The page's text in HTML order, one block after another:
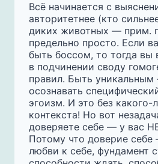
Всё начинается с
авторитетнее (кто
диких животных — прим.
предельно просто. Если
быть боссом, то тогда
в подчинении своду
правил. Быть
осознавать
эгоизм. И это без какого-
контекста! Но вот
доверяете себе — у вас
Потому что доверие
любви к себе, фундамент